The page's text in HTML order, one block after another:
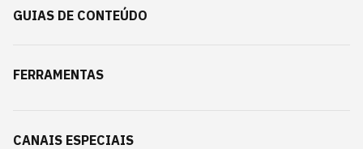
GUIAS DE CONTEÚDO
FERRAMENTAS
CANAIS ESPECIAIS